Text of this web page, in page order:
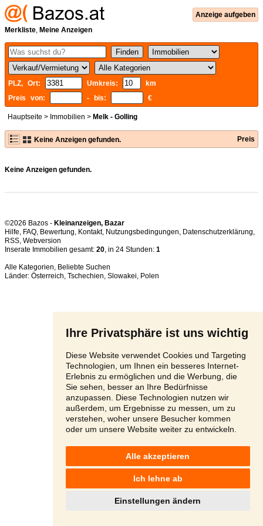
Ihre Privatsphäre ist uns wichtig
Diese Website verwendet Cookies und Targeting
Technologien, um Ihnen ein besseres Internet-
Erlebnis zu ermöglichen und die Werbung, die
Sie sehen, besser an Ihre Bedürfnisse
anzupassen. Diese Technologien nutzen wir
außerdem, um Ergebnisse zu messen, um zu
verstehen, woher unsere Besucher kommen
oder um unsere Website weiter zu entwickeln.
Alle akzeptieren
Ich lehne ab
Einstellungen ändern
Anzeige aufgeben
Merkliste, Meine Anzeigen
PLZ, Ort: Umkreis:
km
Preis von:
- bis: €
Hauptseite > Immobilien > Melk - Golling
Keine Anzeigen gefunden. Preis
Keine Anzeigen gefunden.
©2026 Bazos - Kleinanzeigen, Bazar
Hilfe, FAQ, Bewertung, Kontakt, Nutzungsbedingungen, Datenschutzerklärung,
RSS,
Inserate Immobilien gesamt: 20, in 24 Stunden: 1
Alle Kategorien, Beliebte Suchen
Länder: Österreich, Tschechien, Slowakei, Polen